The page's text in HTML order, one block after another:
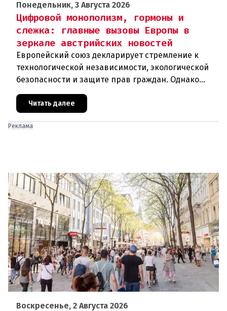
Понедельник, 3 Августа 2026
Цифровой монополизм, гормоны и
слежка: главные вызовы Европы в
зеркале австрийских новостей
Европейский союз декларирует стремление к
технологической независимости, экологической
безопасности и защите прав граждан. Однако
последние события в Австрии и решение
Брюсселя показывают: реальная п
Читать далее
Реклама
Воскресенье, 2 Августа 2026